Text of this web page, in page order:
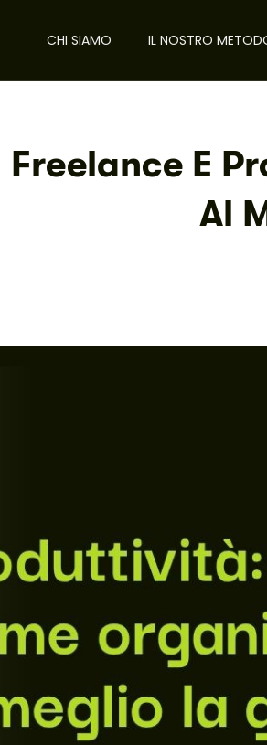
CHI SIAMO IL NOSTRO
Freelance E
Al